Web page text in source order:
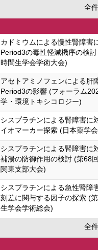
全
カドミウムによる慢性腎障害
Period3の毒性軽減機序の検
時間生学会学術大会)
アセトアミノフェンによる肝
Period3の影響 (フォーラム
学・環境トキシコロジー)
シスプラチンによる腎障害に
イオマーカー探索 (日本薬学
シスプラチンによる腎障害に
補湯の防御作用の検討 (第68
関東支部大会)
シスプラチンによる急性腎障
刻差に関与する因子の探索 (
生学会学術総会)
全